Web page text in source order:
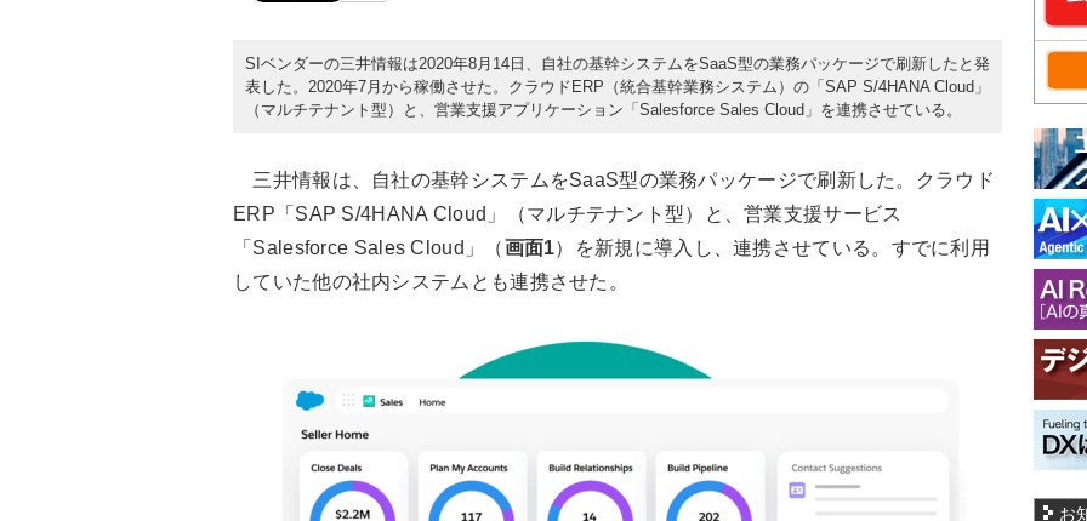
SIベンダーの三井情報は2020年8月14日、自社の基幹システムをSaaS型の業務パッケージで刷新したと発
表した。2020年7月から稼働させた。クラウドERP（統合基幹業務システム）の「SAP S/4HANA Cloud」
（マルチテナント型）と、営業支援アプリケーション「Salesforce Sales Cloud」を連携させている。
三井情報は、自社の基幹システムをSaaS型の業務パッケージで刷新した。クラウド
ERP「SAP S/4HANA Cloud」（マルチテナント型）と、営業支援サービス
「Salesforce Sales Cloud」（画面1）を新規に導入し、連携させている。すでに利用
していた他の社内システムとも連携させた。
お